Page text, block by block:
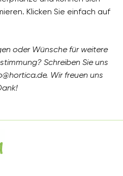
Klicken Sie einfach auf
oder Wünsche für weitere
Schreiben Sie uns
Wir freuen uns